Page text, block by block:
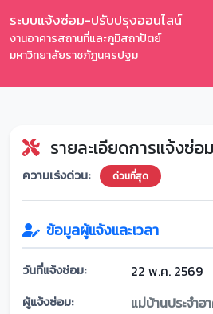
ระบบแจ้งซ่อม-ปรับปรุงออนไลน์
งานอาคารสถานที่และภูมิสถาปัตย์
มหาวิทยาลัยราชภัฏนครปฐม
รายละเอียดการแจ้งซ่อม
ความเร่งด่วน: ด่วนที่สุด
ข้อมูลผู้แจ้งและเวลา
วันที่แจ้งซ่อม: 22 พ.ค. 2569
ผู้แจ้งซ่อม: แม่บ้านประจำอ